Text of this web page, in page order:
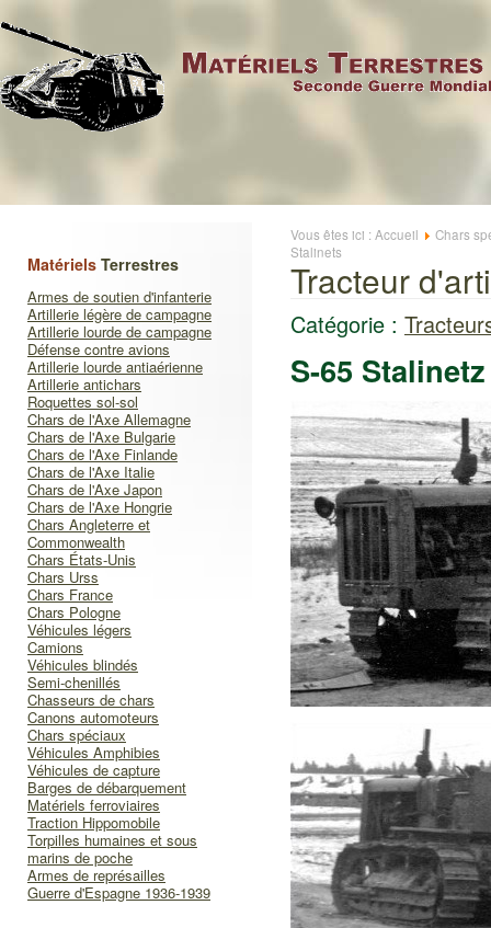
Matériels Terrestres
Armes de soutien d'infanterie
Artillerie légère de campagne
Artillerie lourde de campagne
Défense contre avions
Artillerie lourde antiaérienne
Artillerie antichars
Roquettes sol-sol
Chars de l'Axe Allemagne
Chars de l'Axe Bulgarie
Chars de l'Axe Finlande
Chars de l'Axe Italie
Chars de l'Axe Japon
Chars de l'Axe Hongrie
Chars Angleterre et
Commonwealth
Chars États-Unis
Chars Urss
Chars France
Chars Pologne
Véhicules légers
Camions
Véhicules blindés
Semi-chenillés
Chasseurs de chars
Canons automoteurs
Chars spéciaux
Véhicules Amphibies
Véhicules de capture
Barges de débarquement
Matériels ferroviaires
Traction Hippomobile
Torpilles humaines et sous
marins de poche
Armes de représailles
Guerre d'Espagne 1936-1939
Vous êtes ici : Accueil
Chars
Stalinets
Tracteur
Catégorie :
S-65 Stalinetz